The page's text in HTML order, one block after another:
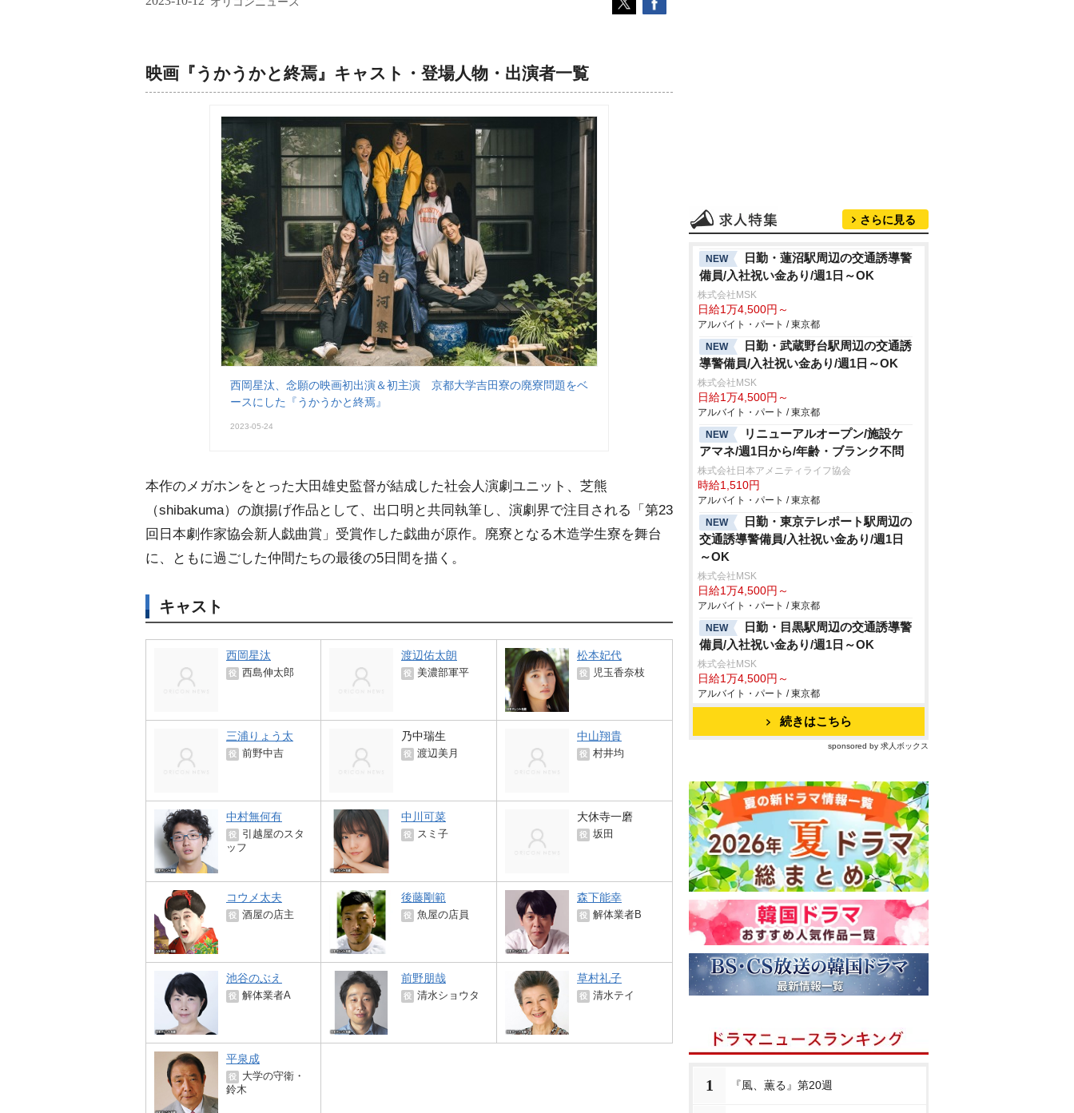
映画『うかうかと終焉』キャスト・登場人物・出演者一覧
西岡星汰、念願の映画初出演＆初主演 京都大学吉田寮の廃寮問題をベ
ースにした『うかうかと終焉』
2023-05-24
本作のメガホンをとった大田雄史監督が結成した社会人演劇ユニット、芝熊
（shibakuma）の旗揚げ作品として、出口明と共同執筆し、演劇界で注目される「第23
回日本劇作家協会新人戯曲賞」受賞作した戯曲が原作。廃寮となる木造学生寮を舞台
に、ともに過ごした仲間たちの最後の5日間を描く。
キャスト
西岡星汰
役 西島伸太郎
渡辺佑太朗
役 美濃部軍平
松本妃代
役 児玉香奈枝
三浦りょう太
役 前野中吉
乃中瑞生
役 渡辺美月
中山翔貴
役 村井均
中村無何有
役
引越屋のスタ
ッフ
中川可菜
役 スミ子
大休寺一磨
役 坂田
コウメ太夫
役 酒屋の店主
後藤剛範
役 魚屋の店員
森下能幸
役 解体業者B
池谷のぶえ
役 解体業者A
前野朋哉
役 清水ショウタ
草村礼子
役 清水テイ
平泉成
役
大学の守衛・
鈴木
さらに見る
NEW
日勤・蓮沼駅周辺の交通誘導警
備員/入社祝い金あり/週1日～OK
株式会社MSK
日給1万4,500円～
アルバイト・パート / 東京都
NEW
日勤・武蔵野台駅周辺の交通誘
導警備員/入社祝い金あり/週1日～OK
株式会社MSK
日給1万4,500円～
アルバイト・パート / 東京都
NEW
リニューアルオープン/施設ケ
アマネ/週1日から/年齢・ブランク不問
株式会社日本アメニティライフ協会
時給1,510円
アルバイト・パート / 東京都
NEW
日勤・東京テレポート駅周辺の
交通誘導警備員/入社祝い金あり/週1日
～OK
株式会社MSK
日給1万4,500円～
アルバイト・パート / 東京都
NEW
日勤・目黒駅周辺の交通誘導警
備員/入社祝い金あり/週1日～OK
株式会社MSK
日給1万4,500円～
アルバイト・パート / 東京都
続きはこちら
sponsored by 求人ボックス
1 『風、薫る』第20週